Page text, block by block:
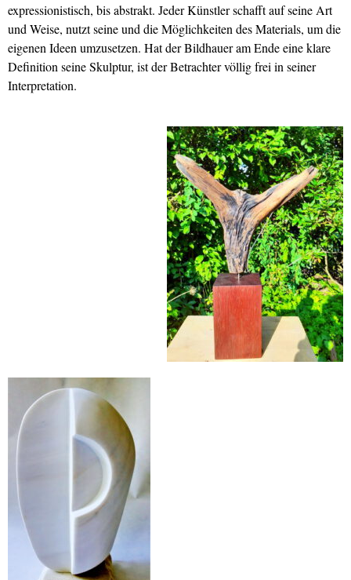
expressionistisch, bis abstrakt. Jeder Künstler schafft auf seine Art
und Weise, nutzt seine und die Möglichkeiten des Materials, um die
eigenen Ideen umzusetzen. Hat der Bildhauer am Ende eine klare
Definition seine Skulptur, ist der Betrachter völlig frei in seiner
Interpretation.